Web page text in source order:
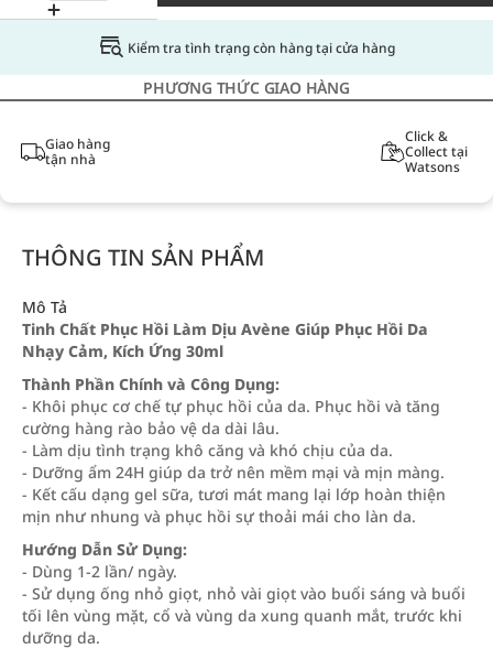
Kiểm tra tình trạng còn hàng tại cửa hàng
PHƯƠNG THỨC GIAO HÀNG
Giao hàng
tận nhà
Click &
Collect tại
Watsons
THÔNG TIN SẢN PHẨM
Mô Tả
Tinh Chất Phục Hồi Làm Dịu Avène Giúp Phục Hồi Da
Nhạy Cảm, Kích Ứng 30ml
Thành Phần Chính và Công Dụng:
- Khôi phục cơ chế tự phục hồi của da. Phục hồi và tăng
cường hàng rào bảo vệ da dài lâu.
- Làm dịu tình trạng khô căng và khó chịu của da.
- Dưỡng ẩm 24H giúp da trở nên mềm mại và mịn màng.
- Kết cấu dạng gel sữa, tươi mát mang lại lớp hoàn thiện
mịn như nhung và phục hồi sự thoải mái cho làn da.
Hướng Dẫn Sử Dụng:
- Dùng 1-2 lần/ ngày.
- Sử dụng ống nhỏ giọt, nhỏ vài giọt vào buổi sáng và buổi
tối lên vùng mặt, cổ và vùng da xung quanh mắt, trước khi
dưỡng da.